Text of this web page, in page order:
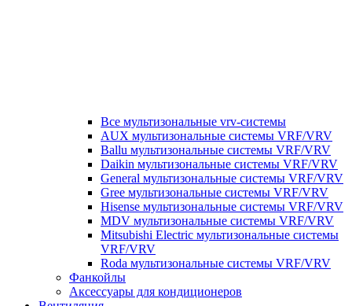
Все мультизональные vrv-системы
AUX мультизональные системы VRF/VRV
Ballu мультизональные системы VRF/VRV
Daikin мультизональные системы VRF/VRV
General мультизональные системы VRF/VRV
Gree мультизональные системы VRF/VRV
Hisense мультизональные системы VRF/VRV
MDV мультизональные системы VRF/VRV
Mitsubishi Electric мультизональные системы
VRF/VRV
Roda мультизональные системы VRF/VRV
Фанкойлы
Аксессуары для кондиционеров